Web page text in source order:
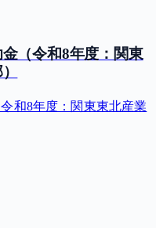
（令和8年度：関東
和8年度：関東東北産業